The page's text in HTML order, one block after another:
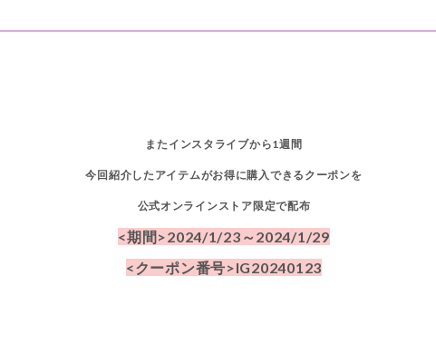
またインスタライブから1週間
今回紹介したアイテムがお得に購入できるクーポンを
公式オンラインストア限定で配布
<期間>2024/1/23～2024/1/29
<クーポン番号>IG20240123